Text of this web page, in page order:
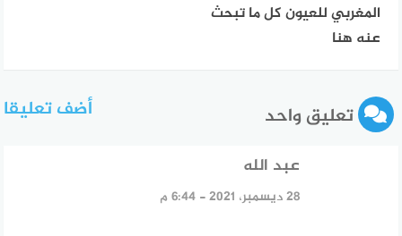
المغربي للعيون كل ما تبحث
عنه هنا
تعليق واحد أضف تعليقا
عبد الله
28 ديسمبر، 2021 - 6:44 م